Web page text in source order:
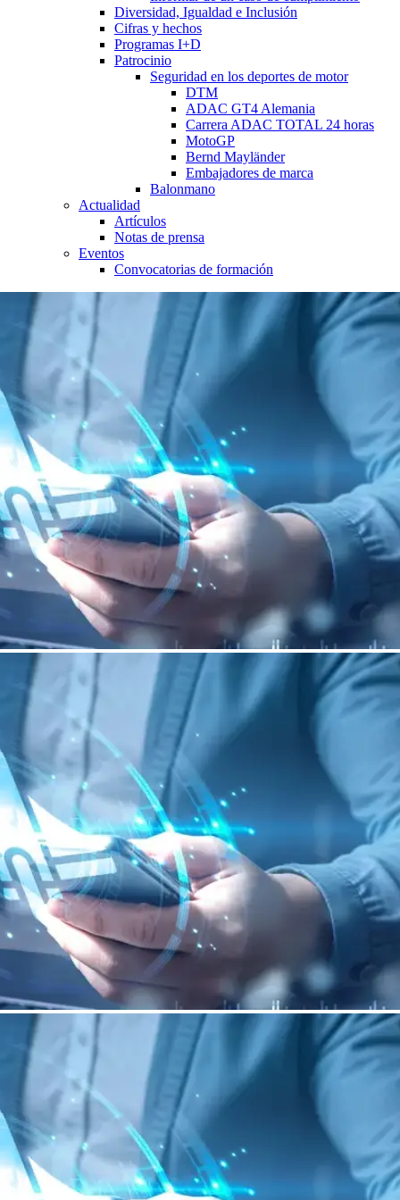
Diversidad, Igualdad e Inclusión
Cifras y hechos
Programas I+D
Patrocinio
Seguridad en los deportes de motor
DTM
ADAC GT4 Alemania
Carrera ADAC TOTAL 24 horas
MotoGP
Bernd Mayländer
Embajadores de marca
Balonmano
Actualidad
Artículos
Notas de prensa
Eventos
Convocatorias de formación